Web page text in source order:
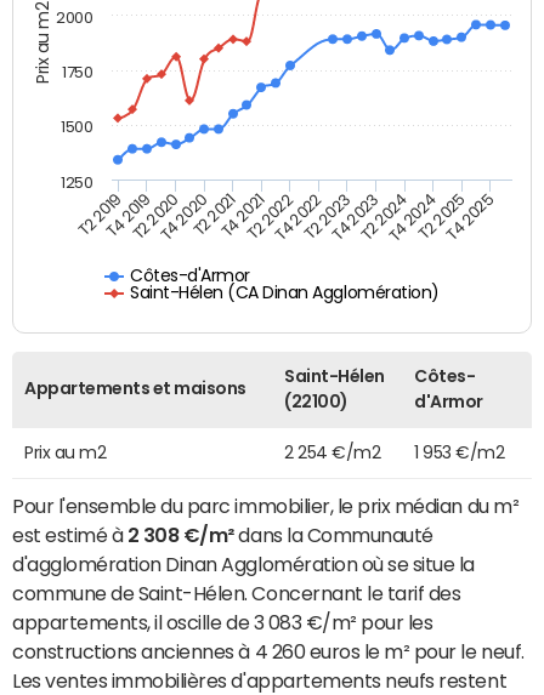
Prix au m2
Côtes-d'Armor
Saint-Hélen (CA Dinan Agglomération)
T2 2019T4 2019T2 2020T4 2020T2 2021T4 2021T2 2022T4 2022T2 2023T4 2023T2 2024T4 2024T2 2025T4 2025
1250
1500
1750
2000
Appartements et maisons
Saint-Hélen
(22100)
Côtes-
d'Armor
Prix au m2 2 254 €/m2 1 953 €/m2
Pour l'ensemble du parc immobilier, le prix médian du m²
est estimé à 2 308 €/m²dans la Communauté
d'agglomération Dinan Agglomération où se situe la
commune de Saint-Hélen. Concernant le tarif des
appartements, il oscille de 3 083 €/m² pour les
constructions anciennes à 4 260 euros le m² pour le neuf.
Les ventes immobilières d'appartements neufs restent